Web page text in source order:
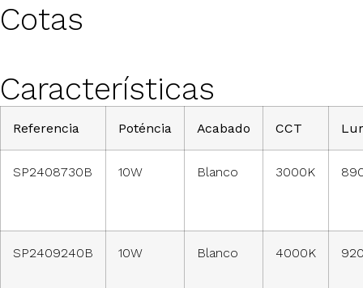
Cotas
Características
Referencia Poténcia Acabado CCT
SP2408730B 10W Blanco 3000K
SP2409240B 10W Blanco 4000K